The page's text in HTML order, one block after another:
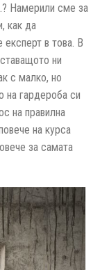
Намерили сме за
как да
експерт в това. В
ни
с малко, но
на гардероба си
на правилна
на курса
за самата